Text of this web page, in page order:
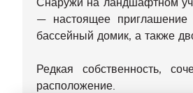
— настоящее приглашение
бассейный домик, а также
Редкая собственность,
расположение.